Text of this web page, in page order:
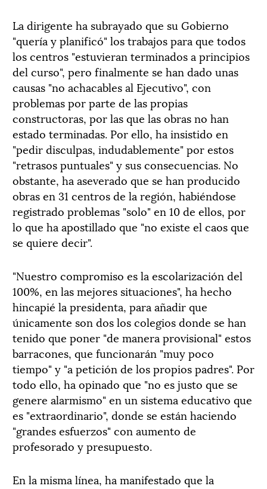
La dirigente ha subrayado que su Gobierno
"quería y planificó" los trabajos para que todos
los centros "estuvieran terminados a principios
del curso", pero finalmente se han dado unas
causas "no achacables al Ejecutivo", con
problemas por parte de las propias
constructoras, por las que las obras no han
estado terminadas. Por ello, ha insistido en
"pedir disculpas, indudablemente" por estos
"retrasos puntuales" y sus consecuencias. No
obstante, ha aseverado que se han producido
obras en 31 centros de la región, habiéndose
registrado problemas "solo" en 10 de ellos, por
lo que ha apostillado que "no existe el caos que
se quiere decir".
"Nuestro compromiso es la escolarización del
100%, en las mejores situaciones", ha hecho
hincapié la presidenta, para añadir que
únicamente son dos los colegios donde se han
tenido que poner "de manera provisional" estos
barracones, que funcionarán "muy poco
tiempo" y "a petición de los propios padres". Por
todo ello, ha opinado que "no es justo que se
genere alarmismo" en un sistema educativo que
es "extraordinario", donde se están haciendo
"grandes esfuerzos" con aumento de
profesorado y presupuesto.
En la misma línea, ha manifestado que la